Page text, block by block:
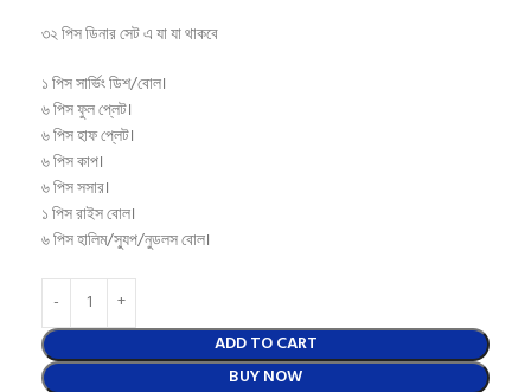
৩২ পিস ডিনার সেট এ যা যা থাকবে
১ পিস সার্ভিং ডিশ/বোল।
৬ পিস ফুল প্লেট।
৬ পিস হাফ প্লেট।
৬ পিস কাপ।
৬ পিস সসার।
১ পিস রাইস বোল।
৬ পিস হালিম/স্যুপ/নুডলস বোল।
ADD TO CART
BUY NOW